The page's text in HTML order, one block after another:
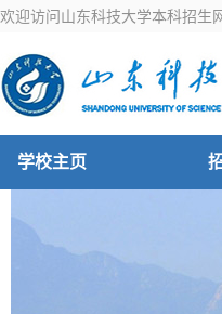
欢迎访问山东科技大学本科招生
学校主页